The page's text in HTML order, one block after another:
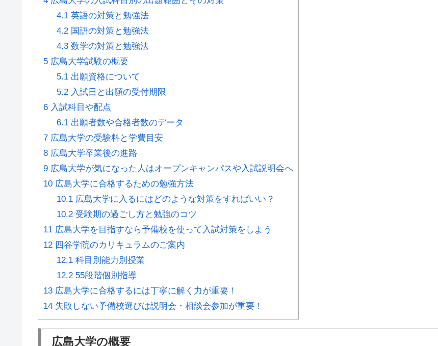
4.1英語の対策と勉強法
4.2国語の対策と勉強法
4.3数学の対策と勉強法
5 広島大学試験の概要
5.1出願資格について
5.2入試日と出願の受付期限
6 入試科目や配点
6.1出願者数や合格者数のデータ
7 広島大学の受験料と学費目安
8 広島大学卒業後の進路
9 広島大学が気になった人はオープンキャンパスや入試説明会へ
10 広島大学に合格するための勉強方法
10.1広島大学に入るにはどのような対策をすればいい？
10.2受験期の過ごし方と勉強のコツ
11 広島大学を目指すなら予備校を使って入試対策をしよう
12 四谷学院のカリキュラムのご案内
12.1科目別能力別授業
12.255段階個別指導
13 広島大学に合格するには丁寧に解く力が重要！
14 失敗しない予備校選びは説明会・相談会参加が重要！
広島大学の概要